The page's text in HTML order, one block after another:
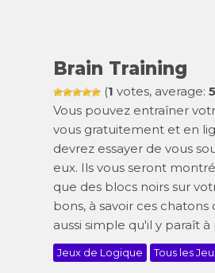
Brain Training
(1 votes, average:
Vous pouvez entraîner
vous gratuitement et en
devrez essayer de vous
eux. Ils vous seront
que des blocs noirs sur
bons, à savoir ces
aussi simple qu'il y paraît
Jeux de Logique Tous les